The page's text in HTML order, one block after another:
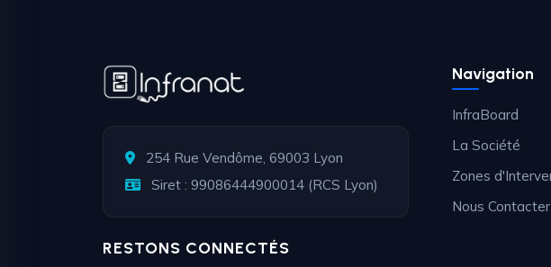
254 Rue Vendôme, 69003 Lyon
Siret : 99086444900014 (RCS Lyon)
RESTONS CONNECTÉS
Navigation
InfraBoard
La Société
Zones
Nous Contacter